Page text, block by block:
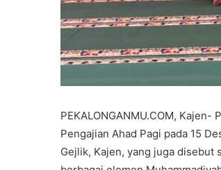
PEKALONGANMU.COM,
Pengajian Ahad Pagi pada 15
Gejlik, Kajen, yang juga disebut